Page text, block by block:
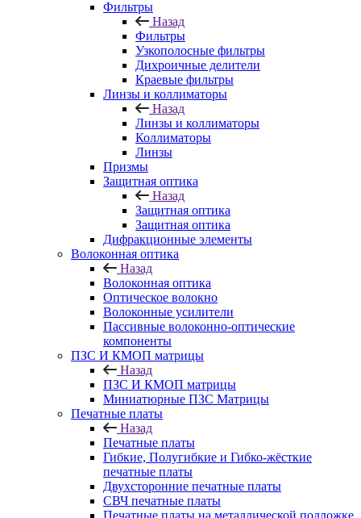
Фильтры
Назад
Фильтры
Узкополосные фильтры
Дихроичные делители
Краевые фильтры
Линзы и коллиматоры
Назад
Линзы и коллиматоры
Коллиматоры
Линзы
Призмы
Защитная оптика
Назад
Защитная оптика
Защитная оптика
Дифракционные элементы
Волоконная оптика
Назад
Волоконная оптика
Оптическое волокно
Волоконные усилители
Пассивные волоконно-оптические
компоненты
ПЗС И КМОП матрицы
Назад
ПЗС И КМОП матрицы
Миниатюрные ПЗС Матрицы
Печатные платы
Назад
Печатные платы
Гибкие, Полугибкие и Гибко-жёсткие
печатные платы
Двухсторонние печатные платы
СВЧ печатные платы
Печатные платы на металлической подложке